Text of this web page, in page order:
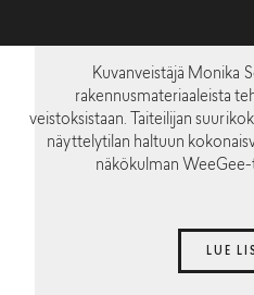
Kuvanveistäjä Monika
rakennusmateriaaleista
veistoksistaan. Taiteilijan
näyttelytilan haltuun
näkökulman
LUE